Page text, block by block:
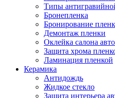
Типы
Бронепленка
Бронирование
Демонтаж пленки
Оклейка салона
Защита хрома
Ламинация пленкой
Керамика
Антидождь
Жидкое стекло
Защита интерьера